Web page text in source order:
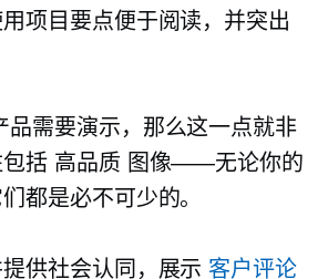
项目要点便于阅读，并突出
品需要演示，那么这一点就非
括 高品质 图像——无论你的
都是必不可少的。
供社会认同，展示 客户评论